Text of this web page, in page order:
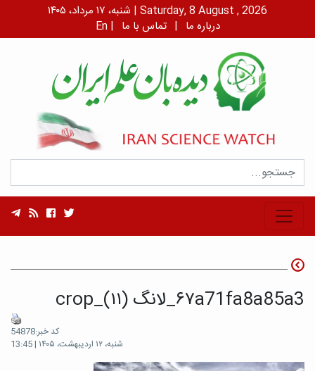
شنبه، ۱۷ مرداد، ۱۴۰۵ | Saturday, 8 August , 2026
En | درباره ما | تماس با ما
۶۷a71fa8a85a3_لانگ (۱۱)_crop
کد خبر:54878
شنبه، ۱۲ اردیبهشت، ۱۴۰۵ | 13:45